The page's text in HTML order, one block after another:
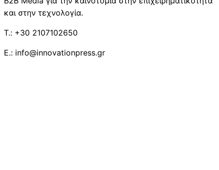
και στην τεχνολογία.
T.: +30 2107102650
E.: info@innovationpress.gr